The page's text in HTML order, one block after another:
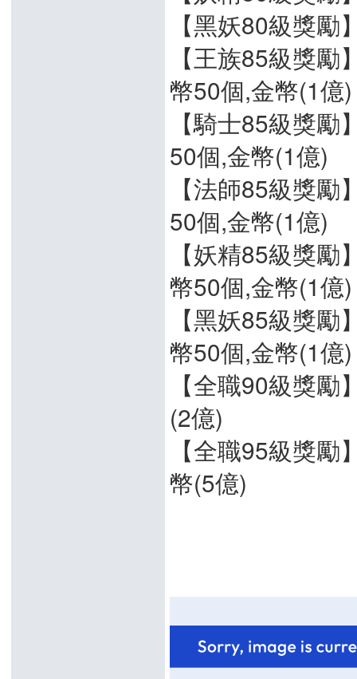
【黑妖80級獎
【王族85級獎
幣50個,金幣(1億)
【騎士85級獎
50個,金幣(1億)
【法師85級獎
50個,金幣(1億)
【妖精85級獎
幣50個,金幣(1億)
【黑妖85級獎
幣50個,金幣(1億)
【全職90級獎
(2億)
【全職95級獎
幣(5億)